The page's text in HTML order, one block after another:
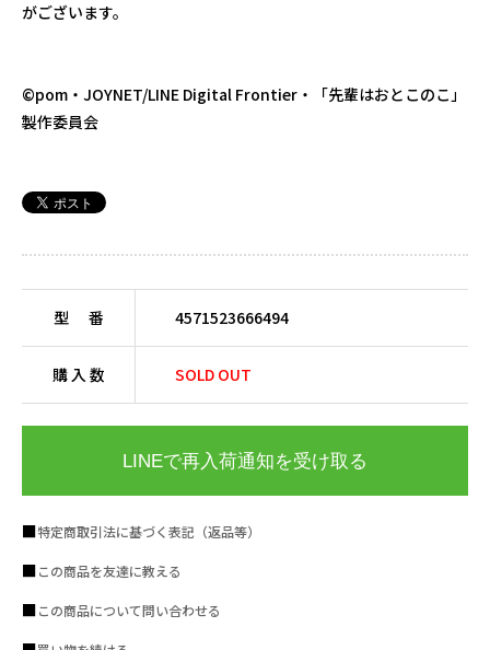
がございます。
©pom・JOYNET/LINE Digital Frontier・「先輩はおとこのこ」
製作委員会
型 番 4571523666494
購 入 数 SOLD OUT
LINEで再入荷通知を受け取る
特定商取引法に基づく表記（返品等）
この商品を友達に教える
この商品について問い合わせる